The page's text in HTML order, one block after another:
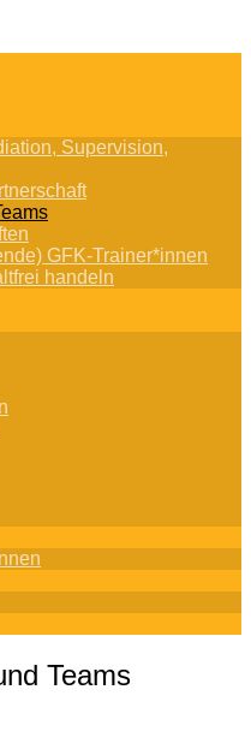
Supervision,
GFK-Trainer*innen
handeln
Teams